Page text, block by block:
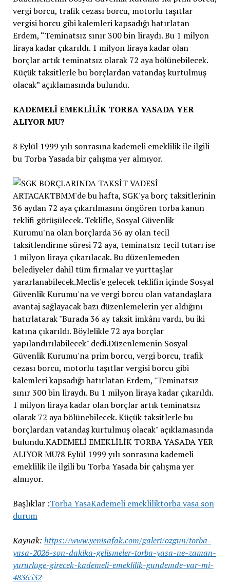
vergi borcu, trafik cezası borcu, motorlu taşıtlar
vergisi borcu gibi kalemleri kapsadığı hatırlatan
Erdem, “Teminatsız sınır 300 bin liraydı. Bu 1 milyon
liraya kadar çıkarıldı. 1 milyon liraya kadar olan
borçlar artık teminatsız olarak 72 aya bölünebilecek.
Küçük taksitlerle bu borçlardan vatandaş kurtulmuş
olacak” açıklamasında bulundu.
KADEMELİ EMEKLİLİK TORBA YASADA YER
ALIYOR MU?
8 Eylül 1999 yılı sonrasına kademeli emeklilik ile ilgili
bu Torba Yasada bir çalışma yer almıyor.
Başlıklar :Torba YasaKademeli emekliliktorba yasa son
durum
Kaynak: https://www.yenisafak.com/galeri/ozgun/torba-
yasa-2026-son-dakika-gelismeler-torba-yasa-ne-zaman-
yururluge-girecek-kademeli-emeklilik-gundemde-var-mi-
4836532